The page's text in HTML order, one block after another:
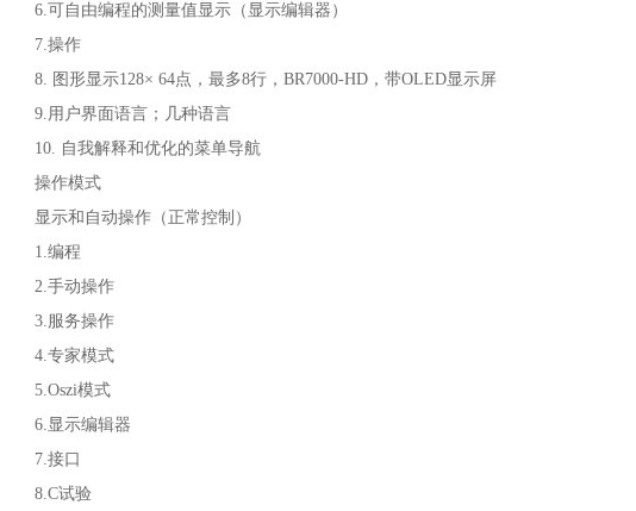
6.可自由编程的测量值显示（显示编辑器）
7.操作
8. 图形显示128× 64点，最多8行，BR7000-HD，带OLED显示屏
9.用户界面语言；几种语言
10. 自我解释和优化的菜单导航
操作模式
显示和自动操作（正常控制）
1.编程
2.手动操作
3.服务操作
4.专家模式
5.Oszi模式
6.显示编辑器
7.接口
8.C试验